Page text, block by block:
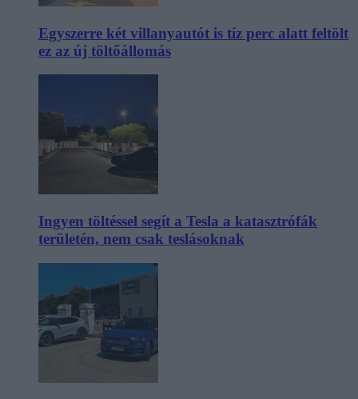
Egyszerre két villanyautót is tíz perc alatt feltölt
ez az új töltőállomás
Ingyen töltéssel segít a Tesla a katasztrófák
területén, nem csak teslásoknak